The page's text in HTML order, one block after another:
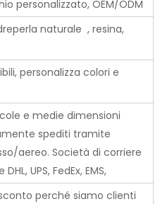
personalizzato, OEM/ODM
naturale , resina,
personalizza colori e
e medie dimensioni
spediti tramite
aereo. Società di corriere
UPS, FedEx, EMS,
perché siamo clienti